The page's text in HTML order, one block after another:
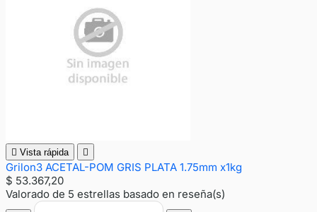
 Vista rápida 
Grilon3 ACETAL-POM GRIS PLATA 1.75mm x1kg
$ 53.367,20
Valorado de 5 estrellas basado en reseña(s)